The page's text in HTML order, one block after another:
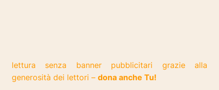
lettura senza banner pubblicitari grazie alla
generosità dei lettori – dona anche Tu!